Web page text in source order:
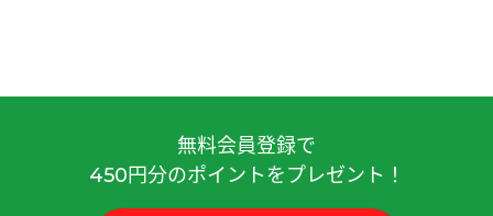
ありがとうございました まじめにがんばりますw
またお願いしまっす( 50代 男性 )
無料会員登録で
450円分のポイントをプレゼント！